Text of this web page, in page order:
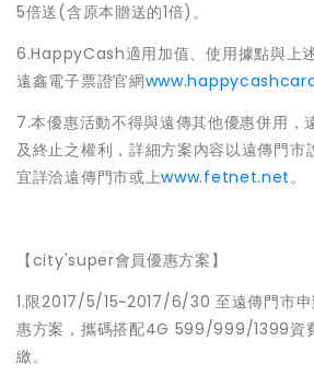
5倍送(含原本贈送的1倍)。
6.HappyCash適用加值、使用據點與上
遠鑫電子票證官網
7.本優惠活動不得與遠傳其他優惠併用，
及終止之權利，詳細方案內容以遠傳門市
宜詳洽遠傳門市或上www.fetnet.net。
【city'super會員優惠方案】
1.限2017/5/15~2017/6/30 至遠傳門市
惠方案，攜碼搭配4G 599/999/1399資
繳。